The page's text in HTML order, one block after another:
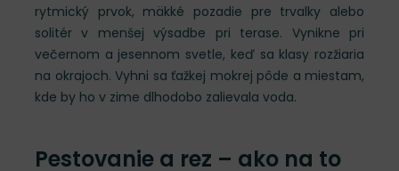
rytmický prvok, mäkké pozadie pre trvalky alebo
solitér v menšej výsadbe pri terase. Vynikne pri
večernom a jesennom svetle, keď sa klasy rozžiaria
na okrajoch. Vyhni sa ťažkej mokrej pôde a miestam,
kde by ho v zime dlhodobo zalievala voda.
Pestovanie a rez – ako na to